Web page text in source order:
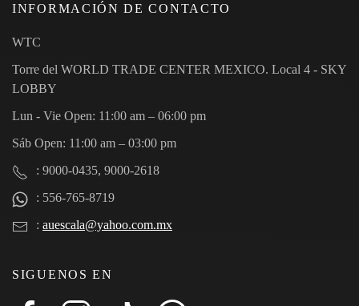
INFORMACIÓN DE CONTACTO
WTC
Torre del WORLD TRADE CENTER MEXICO. Local 4 - SKY
LOBBY
Lun - Vie Open: 11:00 am – 06:00 pm
Sáb Open: 11:00 am – 03:00 pm
: 9000-0435, 9000-2618
: 556-765-8719
: auescala@yahoo.com.mx
SIGUENOS EN